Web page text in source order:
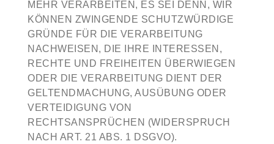
MEHR VERARBEITEN, ES SEI DENN, WIR
KÖNNEN ZWINGENDE SCHUTZWÜRDIGE
GRÜNDE FÜR DIE VERARBEITUNG
NACHWEISEN, DIE IHRE INTERESSEN,
RECHTE UND FREIHEITEN ÜBERWIEGEN
ODER DIE VERARBEITUNG DIENT DER
GELTENDMACHUNG, AUSÜBUNG ODER
VERTEIDIGUNG VON
RECHTSANSPRÜCHEN (WIDERSPRUCH
NACH ART. 21 ABS. 1 DSGVO).